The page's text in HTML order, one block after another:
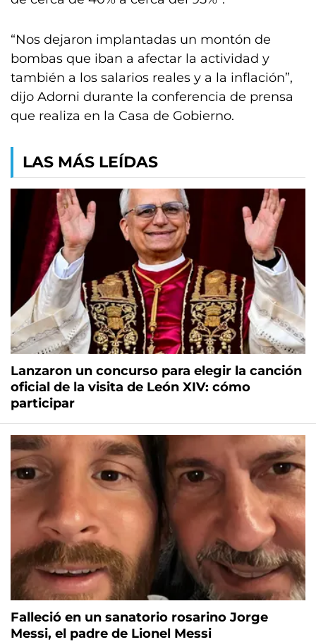
“Nos dejaron implantadas un montón de
bombas que iban a afectar la actividad y
también a los salarios reales y a la inflación”,
dijo Adorni durante la conferencia de prensa
que realiza en la Casa de Gobierno.
LAS MÁS LEÍDAS
Lanzaron un concurso para elegir la canción
oficial de la visita de León XIV: cómo
participar
Falleció en un sanatorio rosarino Jorge
Messi, el padre de Lionel Messi